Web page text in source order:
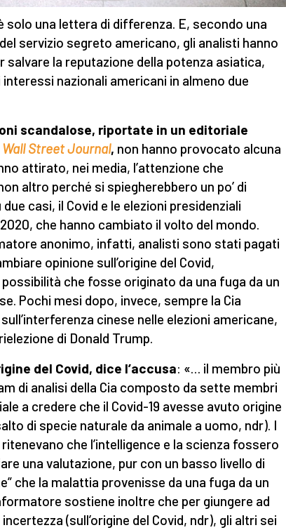
solo una lettera di differenza. E, secondo una
servizio segreto americano, gli analisti hanno
la reputazione della potenza asiatica,
nazionali americani in almeno due
scandalose, riportate in un editoriale
Wall Street Journal, non hanno provocato alcuna
attirato, nei media, l’attenzione che
altro perché si spiegherebbero un po’ di
casi, il Covid e le elezioni presidenziali
che hanno cambiato il volto del mondo.
anonimo, infatti, analisti sono stati pagati
opinione sull’origine del Covid,
che fosse originato da una fuga da un
Pochi mesi dopo, invece, sempre la Cia
cinese nelle elezioni americane,
di Donald Trump.
del Covid, dice l’accusa: «… il membro più
di analisi della Cia composto da sette membri
a credere che il Covid-19 avesse avuto origine
di specie naturale da animale a uomo, ndr). I
che l’intelligence e la scienza fossero
una valutazione, pur con un basso livello di
che la malattia provenisse da una fuga da un
sostiene inoltre che per giungere ad
(sull’origine del Covid, ndr), gli altri sei